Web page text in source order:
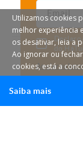
LigarHáTudo
Declaro
do
Anular
Utilizamos cookies
melhor experiência
os desativar, leia a
Ao ignorar ou
cookies, está a
Saiba mais